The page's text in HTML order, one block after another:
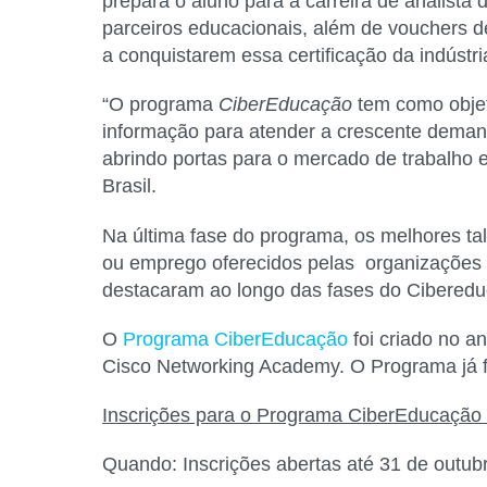
parceiros educacionais, além de vouchers
a conquistarem essa certificação da
“O programa CiberEducação tem como
informação para atender a crescente
abrindo portas para o mercado de trabalho
Brasil.
Na última fase do programa, os melhores
ou emprego oferecidos pelas
destacaram ao longo das fases do
O Programa CiberEducação foi criado no
Cisco Networking Academy. O Programa
Inscrições para o Programa
Quando: Inscrições abertas até 31 de